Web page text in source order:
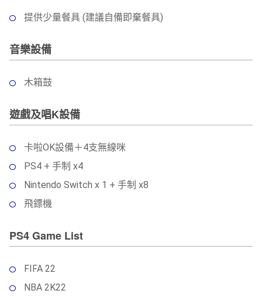
提供少量餐具 (建議自備即棄餐具)
音樂設備
木箱鼓
遊戲及唱K設備
卡啦OK設備＋4支無線咪
PS4 + 手制 x4
Nintendo Switch x 1 + 手制 x8
飛鏢機
PS4 Game List
FIFA 22
NBA 2K22